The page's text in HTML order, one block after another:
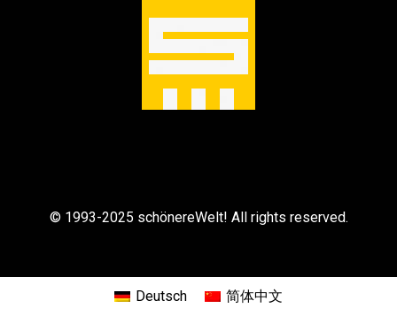
© 1993-2025 schönereWelt! All rights reserved.
Deutsch 简体中文